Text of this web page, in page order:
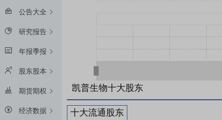
公告大全
研究报告
年报季报
股东股本
期货期权
经济数据
凯普生物十大股东
十大流通股东